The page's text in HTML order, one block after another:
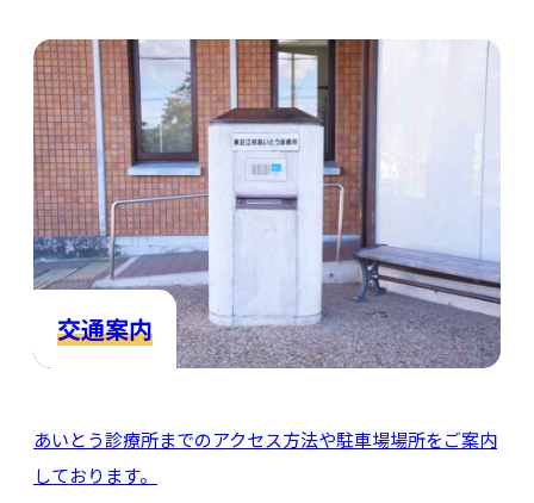
交通案内
あいとう診療所までのアクセス方法や駐車場場所をご案内
しております。